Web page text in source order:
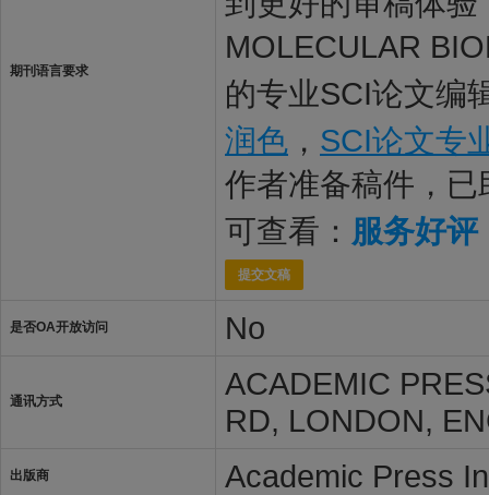
期刊语言要求
MOLECULAR
的专业SCI论文编
润色 ， SCI论文专
作者准备稿件，
可查看： 服务好评
提交文稿
是否OA开放访问 No
通讯方式
ACADEMIC
RD, LONDON,
出版商 Academic Press